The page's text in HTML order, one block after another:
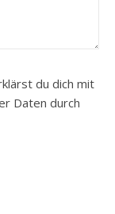
du dich mit
Daten durch